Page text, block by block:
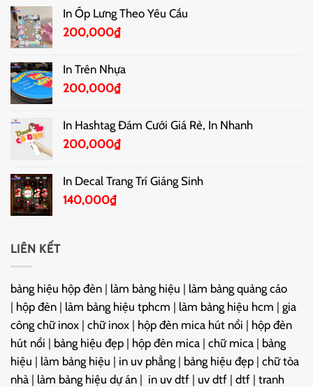
In Ốp Lưng Theo Yêu Cầu
200,000₫
In Trên Nhựa
200,000₫
In Hashtag Đám Cưới Giá Rẻ, In Nhanh
200,000₫
In Decal Trang Trí Giáng Sinh
140,000₫
LIÊN KẾT
bảng hiệu hộp đèn | làm bảng hiệu | làm bảng quảng cáo
| hộp đèn | làm bảng hiệu tphcm | làm bảng hiệu hcm | gia
công chữ inox | chữ inox | hộp đèn mica hút nổi | hộp đèn
hút nổi | bảng hiệu đẹp | hộp đèn mica | chữ mica | bảng
hiệu | làm bảng hiệu | in uv phẳng | bảng hiệu đẹp | chữ tòa
nhà | làm bảng hiệu dự án | in uv dtf | uv dtf | dtf | tranh